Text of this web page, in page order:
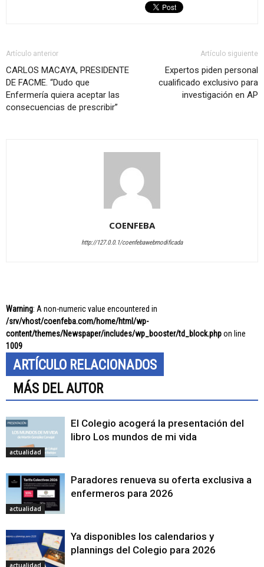
Artículo anterior
CARLOS MACAYA, PRESIDENTE
DE FACME. “Dudo que
Enfermería quiera aceptar las
consecuencias de prescribir”
Artículo siguiente
Expertos piden personal
cualificado exclusivo para
investigación en AP
COENFEBA
http://127.0.0.1/coenfebawebmodificada
Warning: A non-numeric value encountered in
/srv/vhost/coenfeba.com/home/html/wp-
content/themes/Newspaper/includes/wp_booster/td_block.phpon line
1009
ARTÍCULO RELACIONADOS
MÁS DEL AUTOR
actualidad
El Colegio acogerá la presentación del
libro Los mundos de mi vida
actualidad
Paradores renueva su oferta exclusiva a
enfermeros para 2026
actualidad
Ya disponibles los calendarios y
plannings del Colegio para 2026